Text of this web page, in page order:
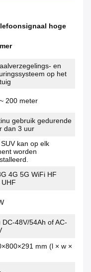
hoge
en
op het
200 meter
gebruik gedurende
dan 3 uur
kan op elk
worden
4G 5G WiFi HF
DC-48V/54Ah of AC-
mm (l × w ×